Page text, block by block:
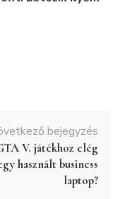
bejegyzés
V. játékhoz elég
használt business
laptop?